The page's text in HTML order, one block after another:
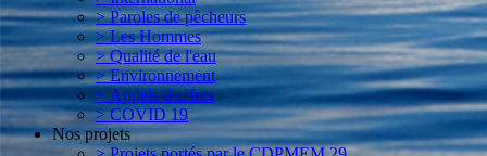
> Paroles de pêcheurs
> Les Hommes
> Qualité de l'eau
> Environnement
> Appels d'offres
> COVID 19
Nos projets